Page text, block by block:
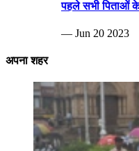
पहले सभी पिताओं
— Jun 20 2023
अपना शहर